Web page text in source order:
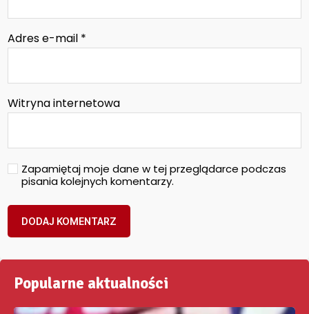
Adres e-mail *
Witryna internetowa
Zapamiętaj moje dane w tej przeglądarce podczas
pisania kolejnych komentarzy.
Popularne aktualności